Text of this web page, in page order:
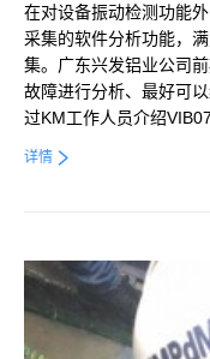
在对设备振动检测功能
采集的软件分析功能，
集。广东兴发铝业公司
故障进行分析、最好可
过KM工作人员介绍
详情